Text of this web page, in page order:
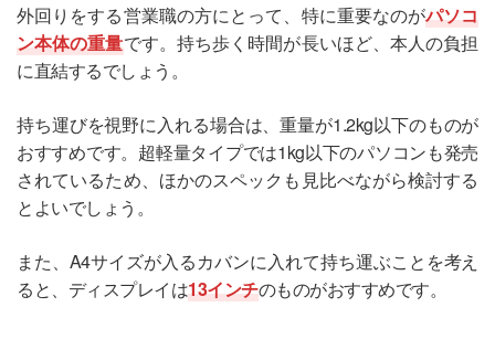
外回りをする営業職の方にとって、特に重要なのがパソコ
ン本体の重量です。持ち歩く時間が長いほど、本人の負担
に直結するでしょう。
持ち運びを視野に入れる場合は、重量が1.2kg以下のものが
おすすめです。超軽量タイプでは1kg以下のパソコンも発売
されているため、ほかのスペックも見比べながら検討する
とよいでしょう。
また、A4サイズが入るカバンに入れて持ち運ぶことを考え
ると、ディスプレイは13インチのものがおすすめです。